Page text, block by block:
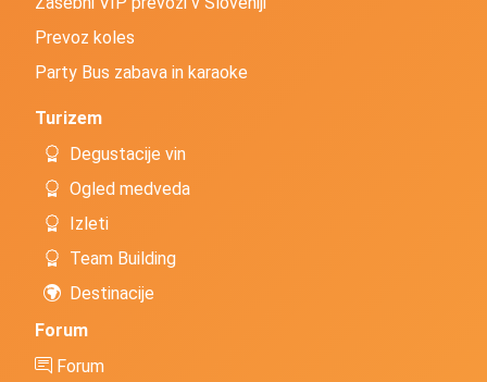
Prevoz koles
Party Bus zabava in karaoke
Turizem
Degustacije vin
Ogled medveda
Izleti
Team Building
Destinacije
Forum
Forum